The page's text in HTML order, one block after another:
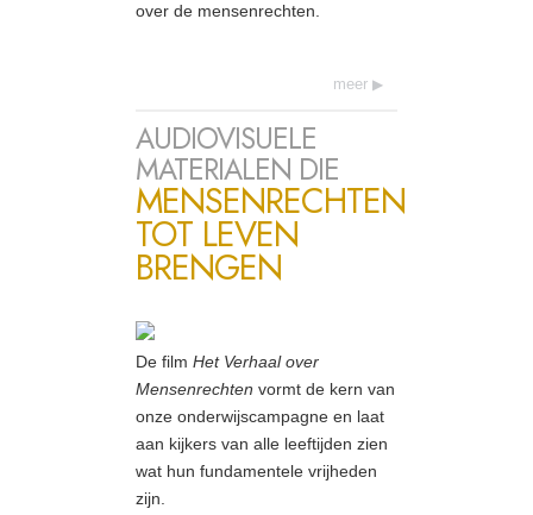
over de mensenrechten.
meer
AUDIOVISUELE
MATERIALEN DIE
MENSENRECHTEN
TOT LEVEN
BRENGEN
De film Het Verhaal over
Mensenrechten vormt de kern van
onze onderwijscampagne en laat
aan kijkers van alle leeftijden zien
wat hun fundamentele vrijheden
zijn.